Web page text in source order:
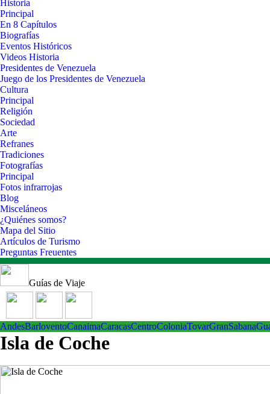
Historia
Principal
En 8 Capítulos
Biografías
Eventos Históricos
Videos Historia
Presidentes de Venezuela
Juego de los Presidentes de Venezuela
Cultura
Principal
Religión
Sociedad
Arte
Refranes
Tradiciones
Fotografías
Principal
Fotos infrarrojas
Blog
Misceláneos
¿Quiénes somos?
Mapa del Sitio
Artículos de Turismo
Preguntas Freuentes
Guías de Viaje
AndesBarloventoCanaimaCaracasCentroColoniaTovarGranSabana
Isla de Coche